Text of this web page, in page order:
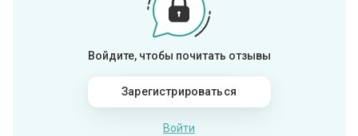
Войдите, чтобы почитать отзывы
Зарегистрироваться
Войти